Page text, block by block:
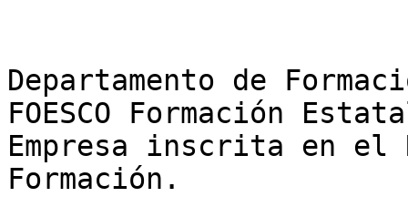
Departamento de
FOESCO Formación
Empresa inscrita en el
Formación.